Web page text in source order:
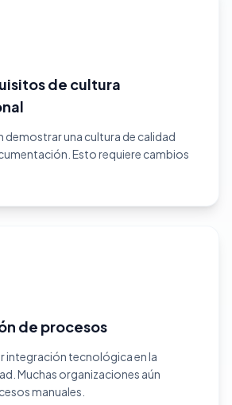
de cultura
demostrar una cultura de calidad
Esto requiere cambios
de procesos
integración tecnológica en la
Muchas organizaciones aún
manuales.